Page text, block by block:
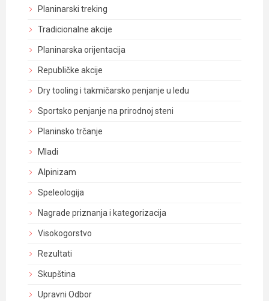
Planinarski treking
Tradicionalne akcije
Planinarska orijentacija
Republičke akcije
Dry tooling i takmičarsko penjanje u ledu
Sportsko penjanje na prirodnoj steni
Planinsko trčanje
Mladi
Alpinizam
Speleologija
Nagrade priznanja i kategorizacija
Visokogorstvo
Rezultati
Skupština
Upravni Odbor